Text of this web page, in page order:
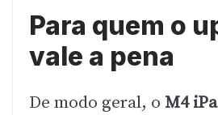
Para quem o
vale a pena
De modo geral, o M4